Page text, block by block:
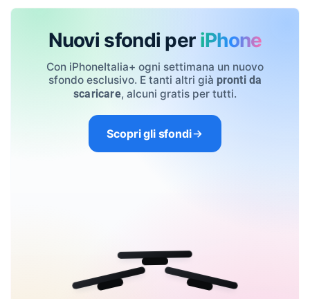
Nuovi sfondi per iPhone
Con iPhoneItalia+ ogni settimana un nuovo
sfondo esclusivo. E tanti altri già pronti da
scaricare, alcuni gratis per tutti.
Scopri gli sfondi